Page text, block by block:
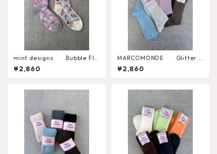
mint designs Bubble Flo
wer Socks （492SO4LW
04）
¥2,860
MARCOMONDE Glitter R
ibbed Socks
¥2,860